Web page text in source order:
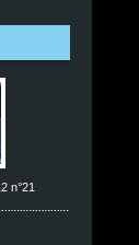
n°21